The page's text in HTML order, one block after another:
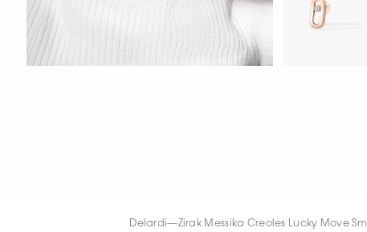
Delardi—Zirak Messika Creoles Lucky Move Sm